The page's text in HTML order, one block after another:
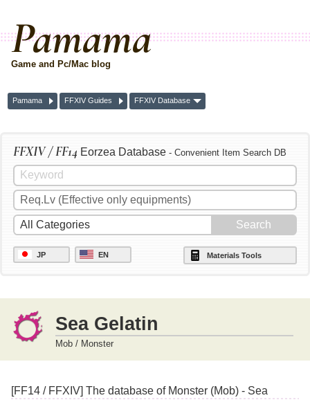
Pamama
Game and Pc/Mac blog
Pamama FFXIV Guides FFXIV Database
FFXIV / FF14 Eorzea Database - Convenient Item Search DB
JP EN Materials Tools
Sea Gelatin
Mob / Monster
[FF14 / FFXIV] The database of Monster (Mob) - Sea